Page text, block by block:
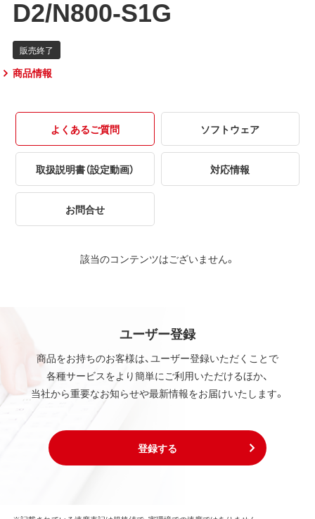
D2/N800-S1G
商品情報
よくあるご質問 ソフトウェア
取扱説明書（設定動画） 対応情報
お問合せ
該当のコンテンツはございません。
ユーザー登録
商品をお持ちのお客様は、ユーザー登録いただくことで
各種サービスをより簡単にご利用いただけるほか、
当社から重要なお知らせや最新情報をお届けいたします。
登録する